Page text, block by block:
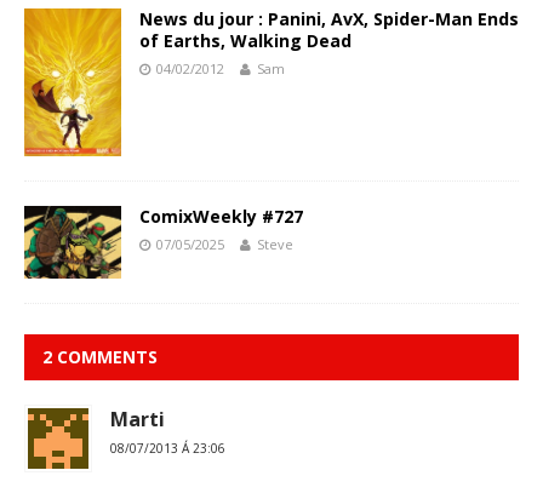
News du jour : Panini, AvX, Spider-Man Ends
of Earths, Walking Dead
04/02/2012 Sam
ComixWeekly #727
07/05/2025 Steve
2 COMMENTS
Marti
08/07/2013 Á 23:06